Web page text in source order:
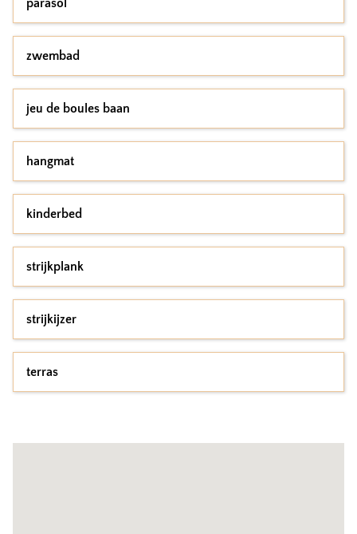
parasol
zwembad
jeu de boules baan
hangmat
kinderbed
strijkplank
strijkijzer
terras